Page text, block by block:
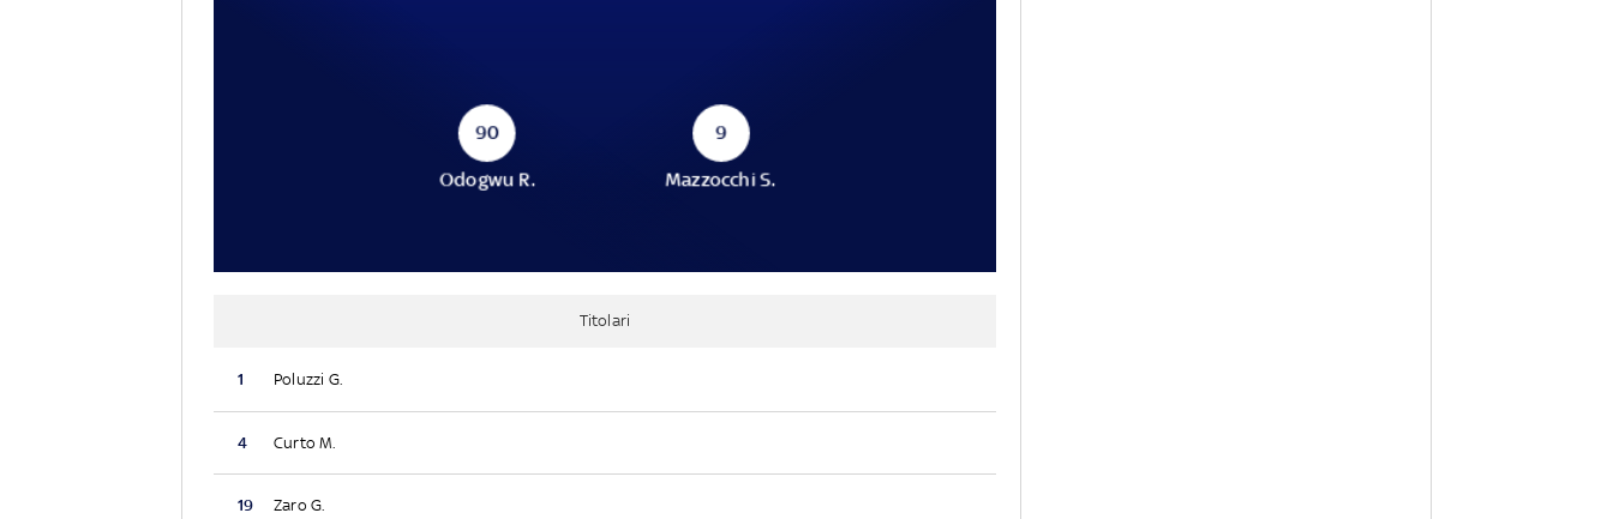
90
Odogwu R.
9
Mazzocchi S.
Titolari
1 Poluzzi G.
4 Curto M.
19 Zaro G.